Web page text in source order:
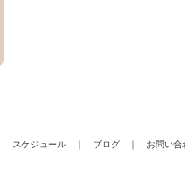
スケジュール ｜ ブログ ｜ お問い合